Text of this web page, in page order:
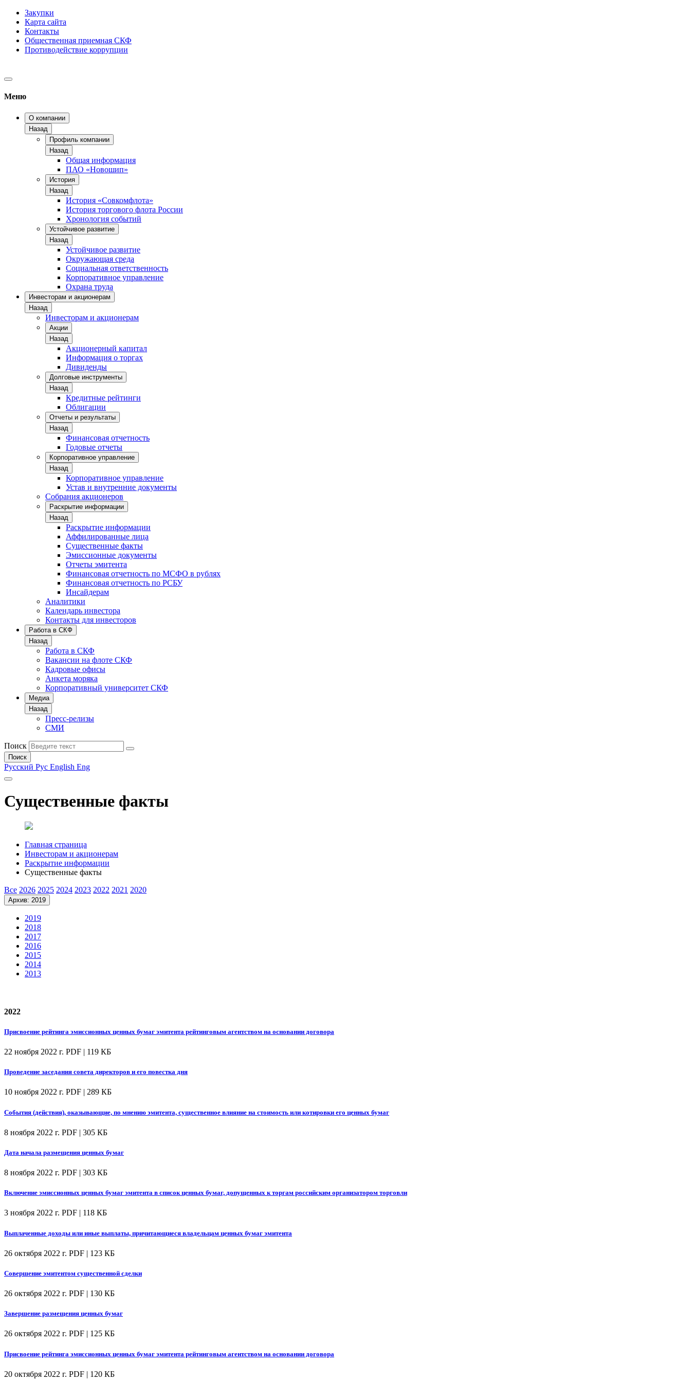
Закупки
Карта сайта
Контакты
Общественная приемная СКФ
Противодействие коррупции
Меню
О компании
Назад
Профиль компании
Назад
Общая информация
ПАО «Новошип»
История
Назад
История «Совкомфлота»
История торгового флота России
Хронология событий
Устойчивое развитие
Назад
Устойчивое развитие
Окружающая среда
Социальная ответственность
Корпоративное управление
Охрана труда
Инвесторам и акционерам
Назад
Инвесторам и акционерам
Акции
Назад
Акционерный капитал
Информация о торгах
Дивиденды
Долговые инструменты
Назад
Кредитные рейтинги
Облигации
Отчеты и результаты
Назад
Финансовая отчетность
Годовые отчеты
Корпоративное управление
Назад
Корпоративное управление
Устав и внутренние документы
Собрания акционеров
Раскрытие информации
Назад
Раскрытие информации
Аффилированные лица
Существенные факты
Эмиссионные документы
Отчеты эмитента
Финансовая отчетность по МСФО в рублях
Финансовая отчетность по РСБУ
Инсайдерам
Аналитики
Календарь инвестора
Контакты для инвесторов
Работа в СКФ
Назад
Работа в СКФ
Вакансии на флоте СКФ
Кадровые офисы
Анкета моряка
Корпоративный университет СКФ
Медиа
Назад
Пресс-релизы
СМИ
Поиск
Поиск
Русский Рус English Eng
Существенные факты
Главная страница
Инвесторам и акционерам
Раскрытие информации
Существенные факты
Все 2026 2025 2024 2023 2022 2021 2020
Архив: 2019
2019
2018
2017
2016
2015
2014
2013
2022
Присвоение рейтинга эмиссионных ценных бумаг эмитента рейтинговым агентством на основании договора
22 ноября 2022 г. PDF | 119 КБ
Проведение заседания совета директоров и его повестка дня
10 ноября 2022 г. PDF | 289 КБ
События (действия), оказывающие, по мнению эмитента, существенное влияние на стоимость или котировки его ценных бумаг
8 ноября 2022 г. PDF | 305 КБ
Дата начала размещения ценных бумаг
8 ноября 2022 г. PDF | 303 КБ
Включение эмиссионных ценных бумаг эмитента в список ценных бумаг, допущенных к торгам российским организатором торговли
3 ноября 2022 г. PDF | 118 КБ
Выплаченные доходы или иные выплаты, причитающиеся владельцам ценных бумаг эмитента
26 октября 2022 г. PDF | 123 КБ
Совершение эмитентом существенной сделки
26 октября 2022 г. PDF | 130 КБ
Завершение размещения ценных бумаг
26 октября 2022 г. PDF | 125 КБ
Присвоение рейтинга эмиссионных ценных бумаг эмитента рейтинговым агентством на основании договора
20 октября 2022 г. PDF | 120 КБ